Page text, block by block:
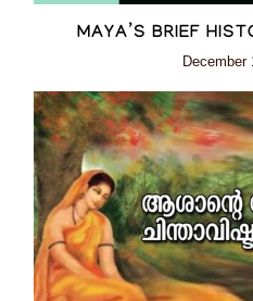
MAYA’S BRIEF
December